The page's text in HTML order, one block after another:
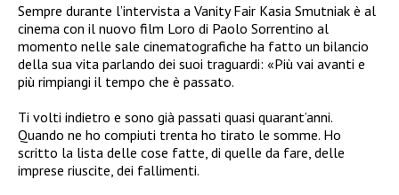
Sempre durante l’intervista a Vanity Fair Kasia Smutniak è al
cinema con il nuovo film Loro di Paolo Sorrentino al
momento nelle sale cinematografiche ha fatto un bilancio
della sua vita parlando dei suoi traguardi: «Più vai avanti e
più rimpiangi il tempo che è passato.
Ti volti indietro e sono già passati quasi quarant’anni.
Quando ne ho compiuti trenta ho tirato le somme. Ho
scritto la lista delle cose fatte, di quelle da fare, delle
imprese riuscite, dei fallimenti.